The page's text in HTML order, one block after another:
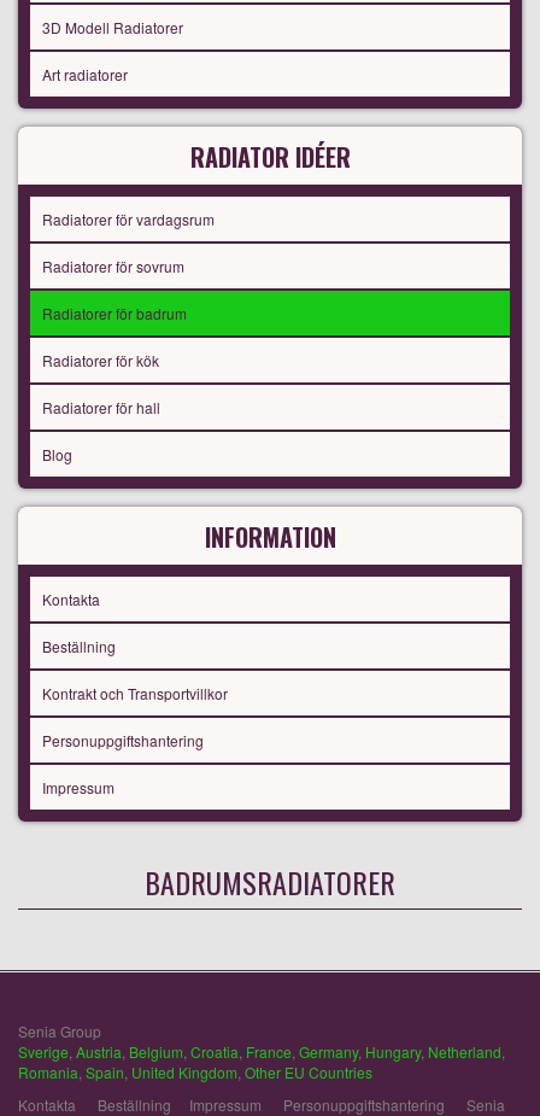
3D Modell Radiatorer
Art radiatorer
RADIATOR IDÉER
Radiatorer för vardagsrum
Radiatorer för sovrum
Radiatorer för badrum
Radiatorer för kök
Radiatorer för hall
Blog
INFORMATION
Kontakta
Beställning
Kontrakt och Transportvillkor
Personuppgiftshantering
Impressum
BADRUMSRADIATORER
Senia Group
Sverige Austria Belgium Croatia France Germany, Hungary, Netherland
Romania Spain United Kingdom Other EU Countries
Kontakta
Beställning Impressum Personuppgiftshantering
Senia